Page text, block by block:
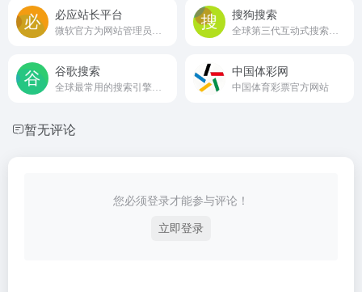
必应站长平台 搜狗搜索
谷歌搜索 中国体彩网
中国体育彩票官方网站
暂无评论
您必须登录才能参与评论！
立即登录